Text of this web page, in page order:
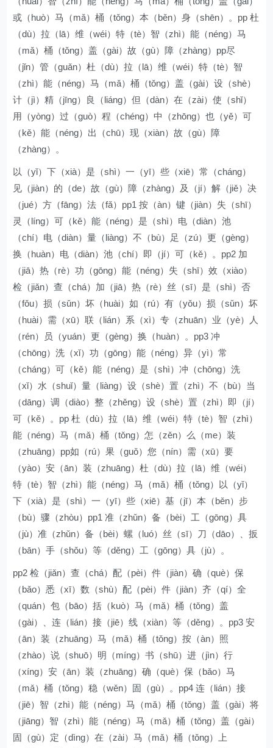
或（huò）马（mǎ）桶（tǒng）本（běn）身（shēn）。pp 杜
（dù）拉（lā）维（wéi）特（tè）智（zhì）能（néng）马
（mǎ）桶（tǒng）盖（gài）故（gù）障（zhàng）pp尽
（jǐn）管（guǎn）杜（dù）拉（lā）维（wéi）特（tè）智
（zhì）能（néng）马（mǎ）桶（tǒng）盖（gài）设（shè）
计（jì）精（jīng）良（liáng）但（dàn）在（zài）使（shǐ）
用（yòng）过（guò）程（chéng）中（zhōng）也（yě）可
（kě）能（néng）出（chū）现（xiàn）故（gù）障
（zhàng）。
以（yǐ）下（xià）是（shì）一（yī）些（xiē）常（cháng）
见（jiàn）的（de）故（gù）障（zhàng）及（jí）解（jiě）决
（jué）方（fāng）法（fǎ）pp1 按（àn）键（jiàn）失（shī）
灵（líng）可（kě）能（néng）是（shì）电（diàn）池
（chí）电（diàn）量（liàng）不（bù）足（zú）更（gèng）
换（huàn）电（diàn）池（chí）即（jí）可（kě）。pp2 加
（jiā）热（rè）功（gōng）能（néng）失（shī）效（xiào）
检（jiǎn）查（chá）加（jiā）热（rè）丝（sī）是（shì）否
（fǒu）损（sǔn）坏（huài）如（rú）有（yǒu）损（sǔn）坏
（huài）需（xū）联（lián）系（xì）专（zhuān）业（yè）人
（rén）员（yuán）更（gèng）换（huàn）。pp3 冲
（chōng）洗（xǐ）功（gōng）能（néng）异（yì）常
（cháng）可（kě）能（néng）是（shì）冲（chōng）洗
（xǐ）水（shuǐ）量（liàng）设（shè）置（zhì）不（bù）当
（dāng）调（diào）整（zhěng）设（shè）置（zhì）即（jí）
可（kě）。pp 杜（dù）拉（lā）维（wéi）特（tè）智（zhì）
能（néng）马（mǎ）桶（tǒng）怎（zěn）么（me）装
（zhuāng）pp如（rú）果（guǒ）您（nín）需（xū）要
（yào）安（ān）装（zhuāng）杜（dù）拉（lā）维（wéi）
特（tè）智（zhì）能（néng）马（mǎ）桶（tǒng）以（yǐ）
下（xià）是（shì）一（yī）些（xiē）基（jī）本（běn）步
（bù）骤（zhòu）pp1 准（zhǔn）备（bèi）工（gōng）具
（jù）准（zhǔn）备（bèi）螺（luó）丝（sī）刀（dāo）、扳
（bān）手（shǒu）等（děng）工（gōng）具（jù）。
pp2 检（jiǎn）查（chá）配（pèi）件（jiàn）确（què）保
（bǎo）悉（xī）数（shù）配（pèi）件（jiàn）齐（qí）全
（quán）包（bāo）括（kuò）马（mǎ）桶（tǒng）盖
（gài）、连（lián）接（jiē）线（xiàn）等（děng）。pp3 安
（ān）装（zhuāng）马（mǎ）桶（tǒng）按（àn）照
（zhào）说（shuō）明（míng）书（shū）进（jìn）行
（xíng）安（ān）装（zhuāng）确（què）保（bǎo）马
（mǎ）桶（tǒng）稳（wěn）固（gù）。pp4 连（lián）接
（jiē）智（zhì）能（néng）马（mǎ）桶（tǒng）盖（gài）将
（jiāng）智（zhì）能（néng）马（mǎ）桶（tǒng）盖（gài）
固（gù）定（dìng）在（zài）马（mǎ）桶（tǒng）上